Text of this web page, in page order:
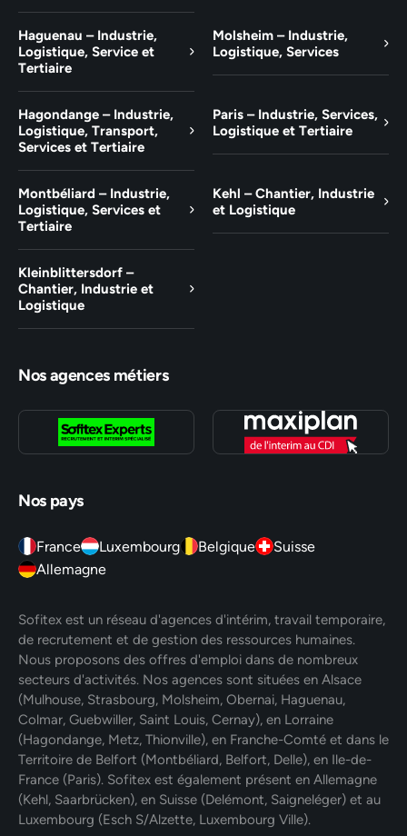
Haguenau – Industrie,
Logistique, Service et
Tertiaire
Molsheim – Industrie,
Logistique, Services
Hagondange – Industrie,
Logistique, Transport,
Services et Tertiaire
Paris – Industrie, Services,
Logistique et Tertiaire
Montbéliard – Industrie,
Logistique, Services et
Tertiaire
Kehl – Chantier, Industrie
et Logistique
Kleinblittersdorf –
Chantier, Industrie et
Logistique
Nos agences métiers
Nos pays
France Luxembourg Belgique
Suisse
Allemagne
Sofitex est un réseau d'agences d'intérim, travail temporaire,
de recrutement et de gestion des ressources humaines.
Nous proposons des offres d'emploi dans de nombreux
secteurs d'activités. Nos agences sont situées en Alsace
(Mulhouse, Strasbourg, Molsheim, Obernai, Haguenau,
Colmar, Guebwiller, Saint Louis, Cernay), en Lorraine
(Hagondange, Metz, Thionville), en Franche-Comté et dans le
Territoire de Belfort (Montbéliard, Belfort, Delle), en Ile-de-
France (Paris). Sofitex est également présent en Allemagne
(Kehl, Saarbrücken), en Suisse (Delémont, Saigneléger) et au
Luxembourg (Esch S/Alzette, Luxembourg Ville).